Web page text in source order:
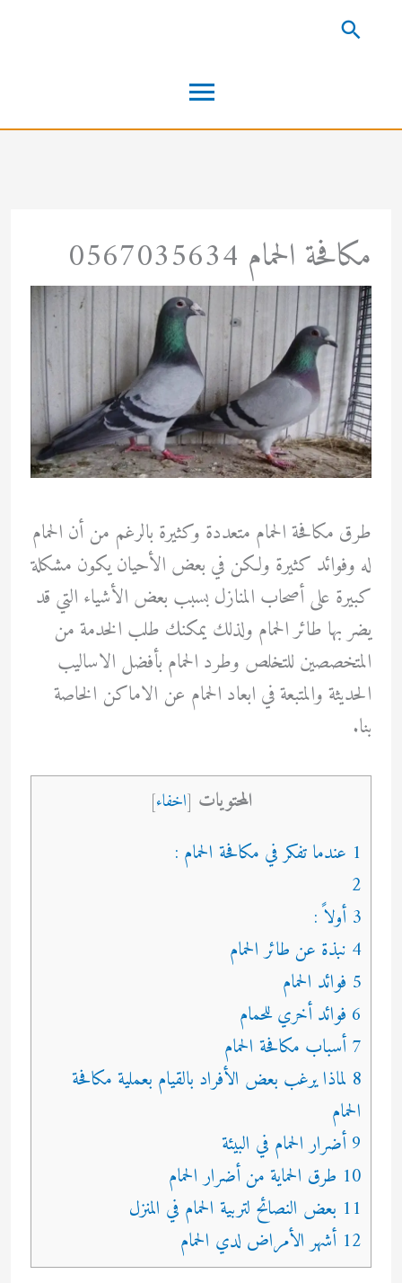
القائمة
الرئيسية
البحث
مكافحة الحمام 0567035634
طرق مكافحة الحمام متعددة وكثيرة بالرغم من أن الحمام
له وفوائد كثيرة ولكن في بعض الأحيان يكون مشكلة
كبيرة على أصحاب المنازل بسبب بعض الأشياء التي قد
يضر بها طائر الحمام ولذلك يمكنك طلب الخدمة من
المتخصصين للتخلص وطرد الحمام بأفضل الاساليب
الحديثة والمتبعة في ابعاد الحمام عن الاماكن الخاصة
بنا.
المحتويات [اخفاء]
1 عندما تفكر في مكافحة الحمام :
2
3 أولاً :
4 نبذة عن طائر الحمام
5 فوائد الحمام
6 فوائد أخري للحمام
7 أسباب مكافحة الحمام
8 لماذا يرغب بعض الأفراد بالقيام بعملية مكافحة
الحمام
9 أضرار الحمام في البيئة
10 طرق الحماية من أضرار الحمام
11 بعض النصائح لتربية الحمام في المنزل
12 أشهر الأمراض لدي الحمام